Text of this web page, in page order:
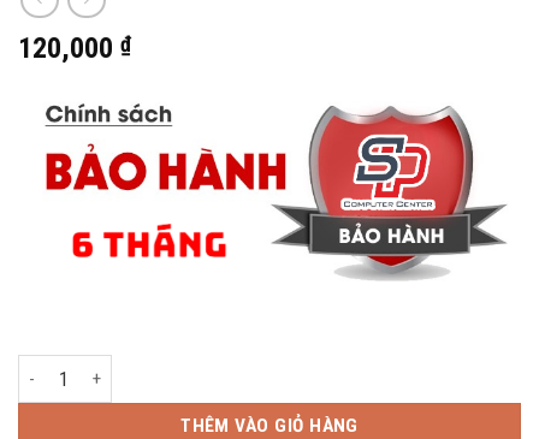
120,000 ₫
Bàn phím Laptop Dell Inspiron 3421 14R 5421 Vostro 2421 số lượng
THÊM VÀO GIỎ HÀNG